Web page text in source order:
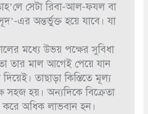
সেটা রিবা-আল-ফযল বা
এর অন্তর্ভুক্ত হয়ে যাবে। যা
মধ্যে উভয় পক্ষের সুবিধা
তার মাল আগেই পেয়ে যান
তাছাড়া কিস্তিতে মূল্য
সহজ হয়। অন্যদিকে বিক্রেতা
করে অধিক লাভবান হন।